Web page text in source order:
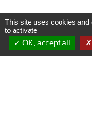
Contacts
Commune de
This site uses cookies
to activate
OK, accept all